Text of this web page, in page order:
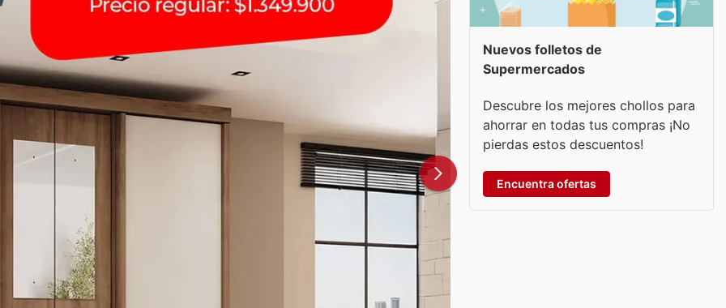
Nuevos folletos de
Supermercados
Descubre los mejores chollos para
ahorrar en todas tus compras ¡No
pierdas estos descuentos!
Encuentra ofertas